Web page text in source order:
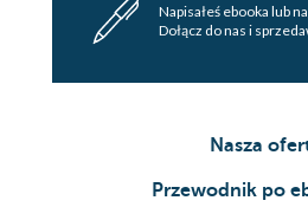
Napisałeś ebooka lub
Dołącz do nas i
Nasza
Przewodnik po